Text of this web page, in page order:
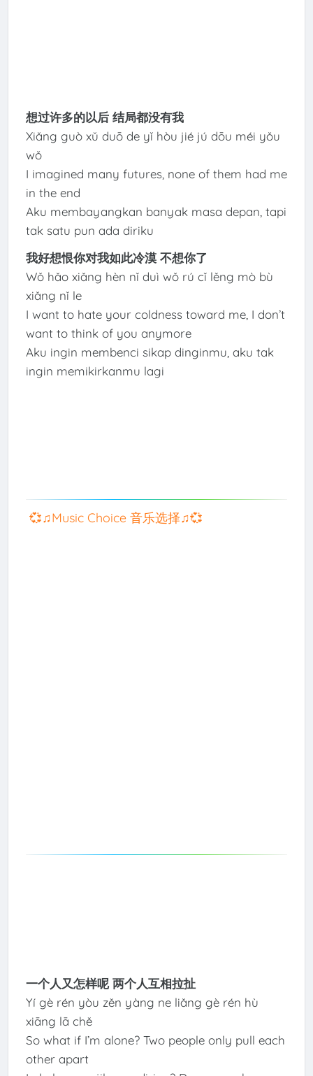
想过许多的以后 结局都没有我
Xiǎng guò xǔ duō de yǐ hòu jié jú dōu méi yǒu
wǒ
I imagined many futures, none of them had me
in the end
Aku membayangkan banyak masa depan, tapi
tak satu pun ada diriku
我好想恨你对我如此冷漠 不想你了
Wǒ hǎo xiǎng hèn nǐ duì wǒ rú cǐ lěng mò bù
xiǎng nǐ le
I want to hate your coldness toward me, I don’t
want to think of you anymore
Aku ingin membenci sikap dinginmu, aku tak
ingin memikirkanmu lagi
💞♫Music Choice 音乐选择♫💞
一个人又怎样呢 两个人互相拉扯
Yí gè rén yòu zěn yàng ne liǎng gè rén hù
xiāng lā chě
So what if I’m alone? Two people only pull each
other apart